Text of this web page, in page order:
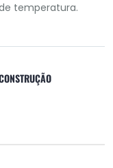
temperatura.